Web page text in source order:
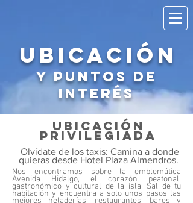
ubicación
y puntos de
interés
ubicación
privilegiada
Olvídate de los taxis: Camina a donde
quieras desde Hotel Plaza Almendros.
Nos encontramos sobre la emblemática
Avenida Hidalgo, el corazón peatonal,
gastronómico y cultural de la isla. Sal de tu
habitación y encuentra a solo unos pasos las
mejores heladerías, restaurantes, bares y